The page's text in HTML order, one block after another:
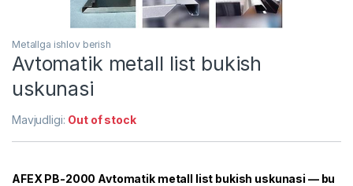
Metallga ishlov berish
Avtomatik metall list bukish
uskunasi
Mavjudligi: Out of stock
AFEX PB-2000 Avtomatik metall list bukish uskunasi — bu